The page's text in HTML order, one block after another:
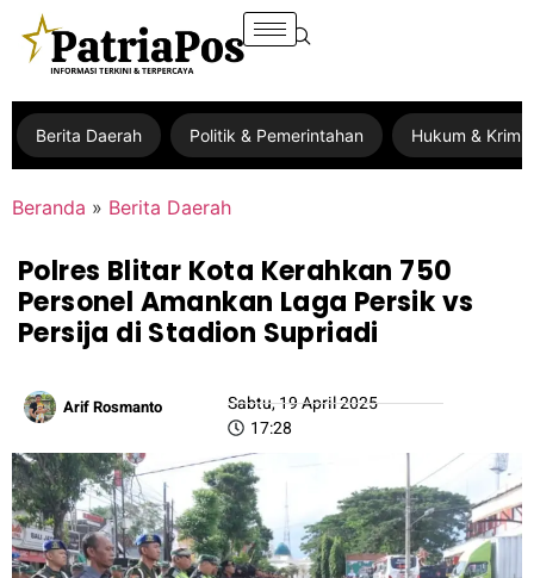
Berita Daerah Politik & Pemerintahan Hukum &
Beranda » Berita Daerah
Polres Blitar Kota Kerahkan 750
Personel Amankan Laga Persik vs
Persija di Stadion Supriadi
Arif Rosmanto
Sabtu, 19 April 2025
17:28